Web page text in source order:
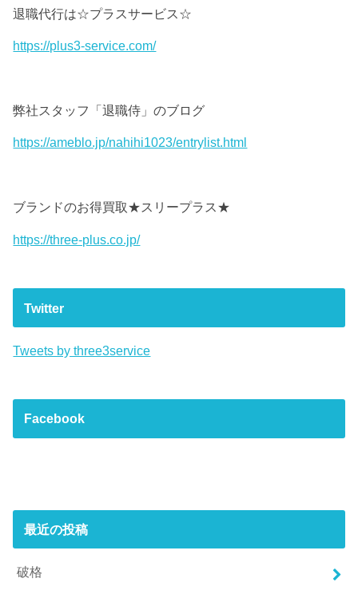
退職代行は☆プラスサービス☆
https://plus3-service.com/
弊社スタッフ「退職侍」のブログ
https://ameblo.jp/nahihi1023/entrylist.html
ブランドのお得買取★スリープラス★
https://three-plus.co.jp/
Twitter
Tweets by three3service
Facebook
最近の投稿
破格